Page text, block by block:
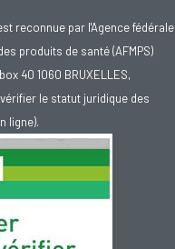
reconnue par l'Agence fédérale
produits de santé (AFMPS)
40 1060 BRUXELLES,
le statut juridique des
ligne).